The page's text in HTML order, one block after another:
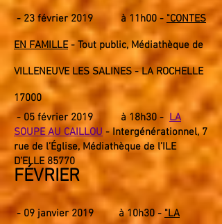
- 23 février 2019 à 11h00 - "CONTES
EN FAMILLE- Tout public, Médiathèque de
VILLENEUVE LES SALINES - LA ROCHELLE
17000
- 05 février 2019 à 18h30 - LA
SOUPE AU CAILLOU - Intergénérationnel, 7
rue de l’Église, Médiathèque de l’ILE
D’ELLE 85770
FÉVRIER
- 09 janvier 2019 à 10h30 - "LA